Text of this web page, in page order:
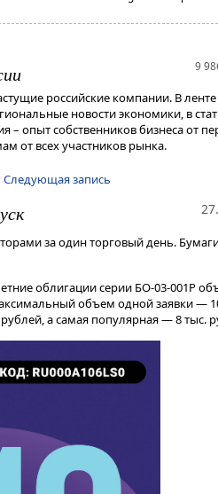
9
российские компании. В
новости экономики, в
– опыт собственников бизнеса от
от всех участников рынка.
Следующая запись
за один торговый день.
облигации серии БО-03-001P
объем одной заявки —
а самая популярная — 8 тыс.